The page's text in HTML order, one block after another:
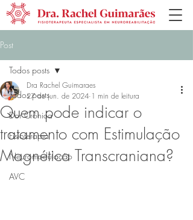
Post
Todos posts
Dor Crônica
Fisioterapia
Neuromodulação
AVC
Todos posts
Quem pode indicar o
tratamento com Estimulação
Magnética Transcraniana?
Dra Rachel Guimaraes
27 de jun. de 2024 1 min de leitura